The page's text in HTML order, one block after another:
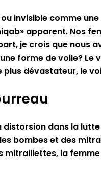
invisible comme
apparent. Nos
je crois que nous
forme de voile?
dévastateur, le
dans la
bombes et des
la